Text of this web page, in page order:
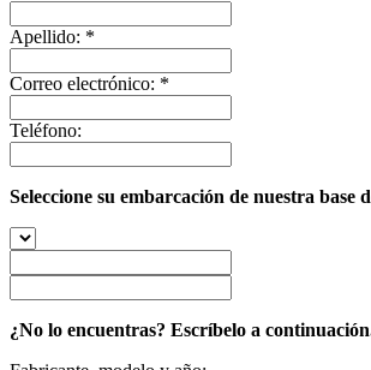
Apellido: *
Correo electrónico: *
Teléfono:
Seleccione su embarcación de nuestra base
¿No lo encuentras? Escríbelo a